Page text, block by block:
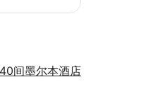
间墨尔本酒店